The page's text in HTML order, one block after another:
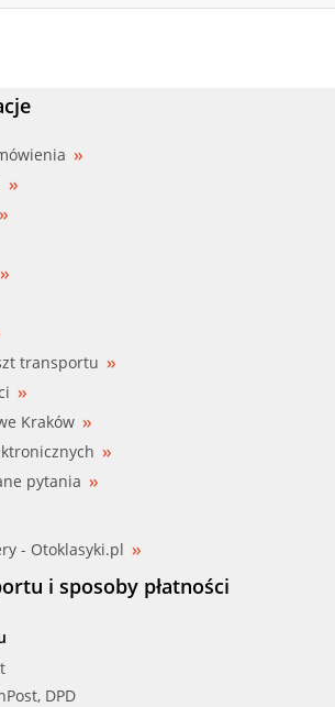
transportu
Kraków
pytania
- Otoklasyki.pl
i sposoby płatności
DPD